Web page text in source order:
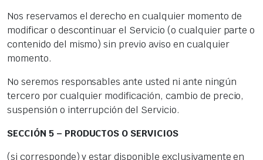
Nos reservamos el derecho en cualquier momento de
modificar o descontinuar el Servicio (o cualquier parte o
contenido del mismo) sin previo aviso en cualquier
momento.
No seremos responsables ante usted ni ante ningún
tercero por cualquier modificación, cambio de precio,
suspensión o interrupción del Servicio.
SECCIÓN 5 – PRODUCTOS O SERVICIOS
(si corresponde) y estar disponible exclusivamente en